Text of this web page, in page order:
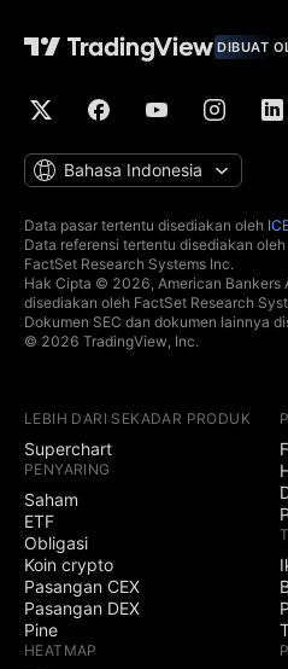
DIBUAT
Bahasa Indonesia
Data pasar tertentu disediakan oleh
Data referensi tertentu disediakan
FactSet Research Systems Inc.
Hak Cipta © 2026, American Bankers
disediakan oleh FactSet Research
Dokumen SEC dan dokumen lainnya
© 2026 TradingView, Inc.
LEBIH DARI SEKADAR PRODUK
Superchart
PENYARING
Saham
ETF
Obligasi
Koin crypto
Pasangan CEX
Pasangan DEX
Pine
HEATMAP